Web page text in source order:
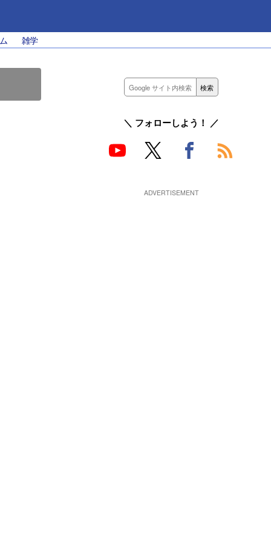
雑学
＼ フォローしよう！ ／